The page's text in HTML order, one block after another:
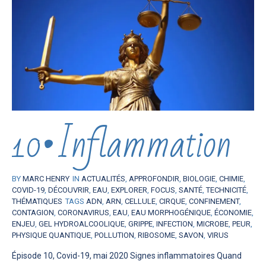
10•Inflammation
BY MARC HENRY IN ACTUALITÉS APPROFONDIR BIOLOGIE CHIMIE
COVID-19 DÉCOUVRIR EAU EXPLORER FOCUS SANTÉ ,TECHNICITÉ
THÉMATIQUES TAGS ADN ARN CELLULE CIRQUE CONFINEMENT,
CONTAGION CORONAVIRUS EAU EAU MORPHOGÉNIQUE ÉCONOMIE
ENJEU GEL HYDROALCOOLIQUE GRIPPE INFECTION MICROBE PEUR
PHYSIQUE QUANTIQUE POLLUTION RIBOSOME SAVON VIRUS
Épisode 10, Covid-19, mai 2020 Signes inflammatoires Quand